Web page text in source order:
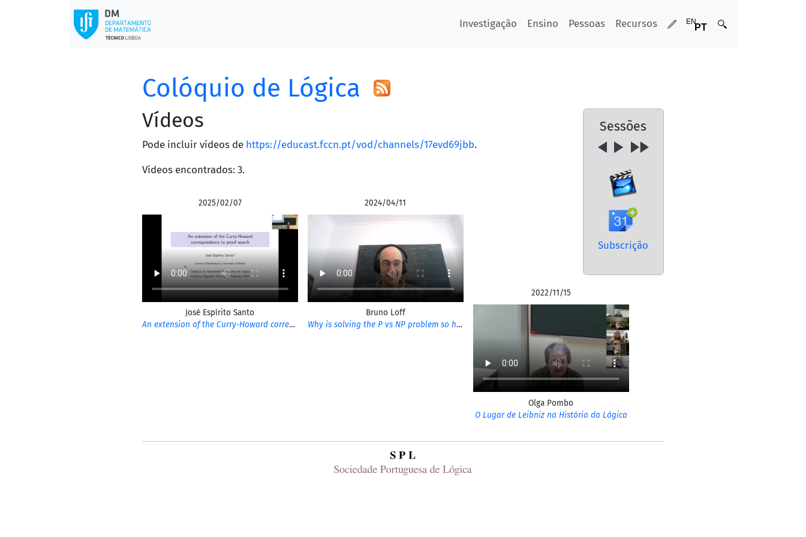
Investigação Ensino Pessoas Recursos
Colóquio de Lógica
Sessões
Subscrição
Vídeos
Pode incluir vídeos de https://educast.fccn.pt/vod/channels/17evd69jbb.
Vídeos encontrados: 3.
2025/02/07
José Espírito Santo
An extension of the Curry-Howard correspondence to proof search
2024/04/11
Bruno Loff
Why is solving the P vs NP problem so hard?
2022/11/15
Olga Pombo
O Lugar de Leibniz na História da Lógica